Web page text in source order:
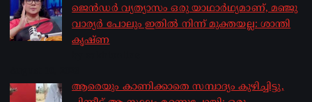
ജെന്‍ഡര്‍ വ്യത്യാസം ഒരു യാഥാര്‍ഥ്യമാണ്, മഞ്ജു
വാര്യര്‍ പോലും ഇതില്‍ നിന്ന് മുക്തയല്ല: ശാന്തി
കൃഷ്ണ
ആരെയും കാണിക്കാതെ സമ്പാദ്യം കുഴിച്ചിട്ടു,